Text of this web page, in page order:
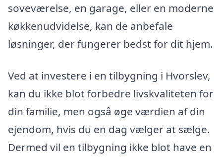
soveværelse, en garage, eller en moderne
køkkenudvidelse, kan de anbefale
løsninger, der fungerer bedst for dit hjem.
Ved at investere i en tilbygning i Hvorslev,
kan du ikke blot forbedre livskvaliteten for
din familie, men også øge værdien af din
ejendom, hvis du en dag vælger at sælge.
Dermed vil en tilbygning ikke blot have en